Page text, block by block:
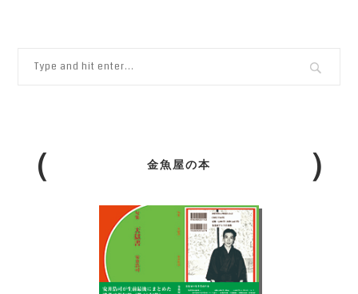
金魚屋の本